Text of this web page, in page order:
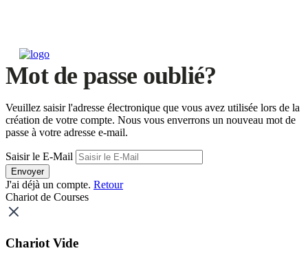
Mot de passe oublié?
Veuillez saisir l'adresse électronique que vous avez utilisée lors de la
création de votre compte. Nous vous enverrons un nouveau mot de
passe à votre adresse e-mail.
Saisir le E-Mail
Envoyer
J'ai déjà un compte. Retour
Chariot de Courses
Chariot Vide